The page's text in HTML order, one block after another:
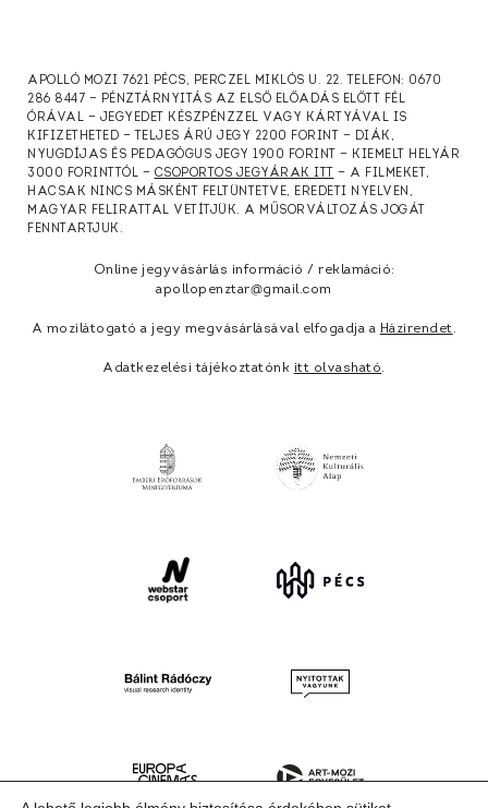
APOLLÓ MOZI 7621 PÉCS, PERCZEL MIKLÓS U. 22. TELEFON: 0670
286 8447 — PÉNZTÁRNYITÁS AZ ELSŐ ELŐADÁS ELŐTT FÉL
ÓRÁVAL — JEGYEDET KÉSZPÉNZZEL VAGY KÁRTYÁVAL IS
KIFIZETHETED — TELJES ÁRÚ JEGY 2200 FORINT — DIÁK,
NYUGDÍJAS ÉS PEDAGÓGUS JEGY 1900 FORINT — KIEMELT HELYÁR
3000 FORINTTÓL — CSOPORTOS JEGYÁRAK ITT
— A FILMEKET,
HACSAK NINCS MÁSKÉNT FELTÜNTETVE, EREDETI NYELVEN,
MAGYAR FELIRATTAL VETÍTJÜK. A MŰSORVÁLTOZÁS JOGÁT
FENNTARTJUK.
Online jegyvásárlás információ / reklamáció:
apollopenztar@gmail.com
A mozilátogató a jegy megvásárlásával elfogadja a Házirendet.
Adatkezelési tájékoztatónk itt olvasható.